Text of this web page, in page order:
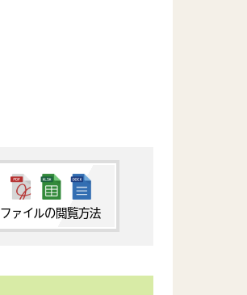
ファイルの閲覧方法